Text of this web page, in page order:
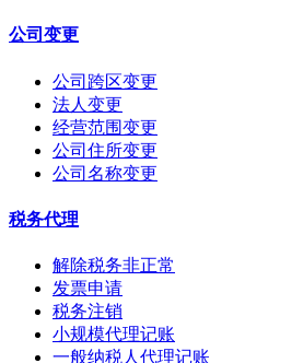
公司变更
公司跨区变更
法人变更
经营范围变更
公司住所变更
公司名称变更
税务代理
解除税务非正常
发票申请
税务注销
小规模代理记账
一般纳税人代理记账